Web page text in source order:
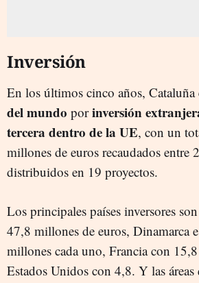
Inversión
En los últimos cinco años, Cataluña
del mundo porinversión
tercera dentro de la UE, con un
millones de euros recaudados entre
distribuidos en 19 proyectos.
Los principales países inversores
47,8 millones de euros, Dinamarca
millones cada uno, Francia con
Estados Unidos con 4,8. Y las áreas